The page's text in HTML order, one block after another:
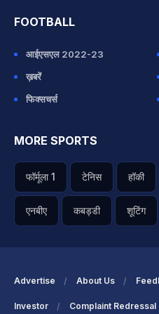
FOOTBALL
आईएसएल 2022-23
ख़बरें
फिक्सचर्स
MORE SPORTS
फॉर्मूला 1 टेनिस हॉकी
एनबीए कबड्डी शूटिंग
Advertise About Us
Investor Complaint Redressal